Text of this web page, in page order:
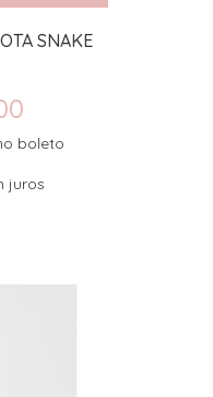
SNAKE
boleto
juros